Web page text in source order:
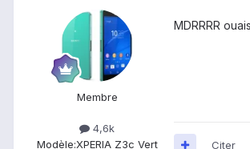
Membre
4,6k
Modèle:XPERIA Z3c Vert
MDRRRR
Citer